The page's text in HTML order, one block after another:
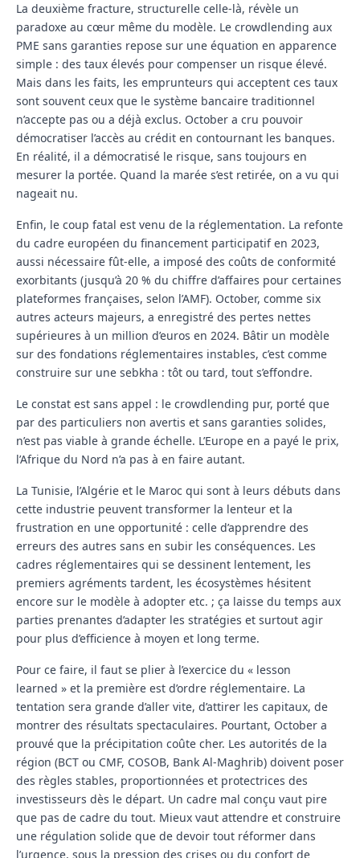
La deuxième fracture, structurelle celle-là, révèle un
paradoxe au cœur même du modèle. Le crowdlending aux
PME sans garanties repose sur une équation en apparence
simple : des taux élevés pour compenser un risque élevé.
Mais dans les faits, les emprunteurs qui acceptent ces taux
sont souvent ceux que le système bancaire traditionnel
n’accepte pas ou a déjà exclus. October a cru pouvoir
démocratiser l’accès au crédit en contournant les banques.
En réalité, il a démocratisé le risque, sans toujours en
mesurer la portée. Quand la marée s’est retirée, on a vu qui
nageait nu.
Enfin, le coup fatal est venu de la réglementation. La refonte
du cadre européen du financement participatif en 2023,
aussi nécessaire fût-elle, a imposé des coûts de conformité
exorbitants (jusqu’à 20 % du chiffre d’affaires pour certaines
plateformes françaises, selon l’AMF). October, comme six
autres acteurs majeurs, a enregistré des pertes nettes
supérieures à un million d’euros en 2024. Bâtir un modèle
sur des fondations réglementaires instables, c’est comme
construire sur une sebkha : tôt ou tard, tout s’effondre.
Le constat est sans appel : le crowdlending pur, porté que
par des particuliers non avertis et sans garanties solides,
n’est pas viable à grande échelle. L’Europe en a payé le prix,
l’Afrique du Nord n’a pas à en faire autant.
La Tunisie, l’Algérie et le Maroc qui sont à leurs débuts dans
cette industrie peuvent transformer la lenteur et la
frustration en une opportunité : celle d’apprendre des
erreurs des autres sans en subir les conséquences. Les
cadres réglementaires qui se dessinent lentement, les
premiers agréments tardent, les écosystèmes hésitent
encore sur le modèle à adopter etc. ; ça laisse du temps aux
parties prenantes d’adapter les stratégies et surtout agir
pour plus d’efficience à moyen et long terme.
Pour ce faire, il faut se plier à l’exercice du « lesson
learned » et la première est d’ordre réglementaire. La
tentation sera grande d’aller vite, d’attirer les capitaux, de
montrer des résultats spectaculaires. Pourtant, October a
prouvé que la précipitation coûte cher. Les autorités de la
région (BCT ou CMF, COSOB, Bank Al-Maghrib) doivent poser
des règles stables, proportionnées et protectrices des
investisseurs dès le départ. Un cadre mal conçu vaut pire
que pas de cadre du tout. Mieux vaut attendre et construire
une régulation solide que de devoir tout réformer dans
l’urgence, sous la pression des crises ou du confort de